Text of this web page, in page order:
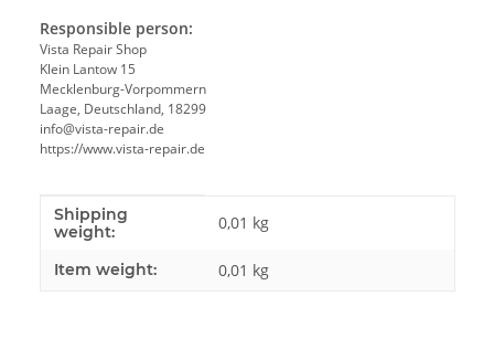
Responsible person:
Vista Repair Shop
Klein Lantow 15
Mecklenburg-Vorpommern
Laage, Deutschland, 18299
info@vista-repair.de
https://www.vista-repair.de
Item information
Value
Shipping
weight:
0,01 kg
Item weight: 0,01 kg